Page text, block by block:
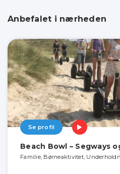
Anbefalet i nærheden
Se profil
Beach Bowl – Segways
Familie, Børneaktivitet,